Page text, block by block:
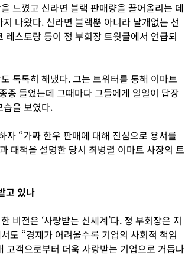
느꼈고 신라면 블랙 판매량을 끌어올리는 데
나왔다. 신라면 블랙뿐 아니라 날개없는 선
스토랑 등이 정 부회장 트윗글에서 언급되
톡톡히 해냈다. 그는 트위터를 통해 이마트
종 들었는데 그때마다 그들에게 일일이 답장
습을 보였다.
“가짜 한우 판매에 대해 진심으로 용서를
대책을 설명한 당시 최병렬 이마트 사장의 트
고 있나
비전은 ‘사랑받는 신세계’다. 정 부회장은 지
도 “경제가 어려울수록 기업의 사회적 책임
고객으로부터 더욱 사랑받는 기업으로 거듭나